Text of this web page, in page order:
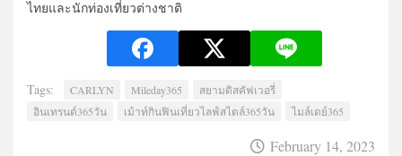
ไทยและนักท่องเที่ยวต่างชาติ
Tags: CARLYN Mileday365
สยามดิสคัฟเวอรี่
อินเทรนด์365วัน
เม้าท์กินฟินเที่ยวไลฟ์สไตล์365วัน ไมล์เดย์365
February 14, 2023